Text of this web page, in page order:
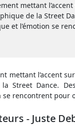
mettant
de la Street
et l’émotion se
mettant l’accent
Street Dance. Des
se rencontrent
- Juste